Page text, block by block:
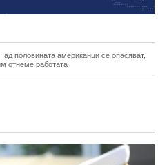
Над половината американци се опасяват,
отнеме работата